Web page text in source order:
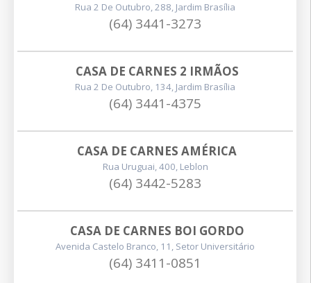
Rua 2 De Outubro, 288, Jardim Brasília
(64) 3441-3273
CASA DE CARNES 2 IRMÃOS
Rua 2 De Outubro, 134, Jardim Brasília
(64) 3441-4375
CASA DE CARNES AMÉRICA
Rua Uruguai, 400, Leblon
(64) 3442-5283
CASA DE CARNES BOI GORDO
Avenida Castelo Branco, 11, Setor Universitário
(64) 3411-0851